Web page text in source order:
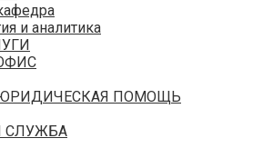
и аналитика
ПОМОЩЬ
СЛУЖБА